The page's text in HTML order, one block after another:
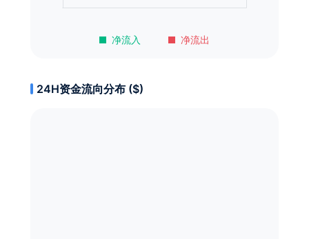
净流入 净流出
24H资金流向分布 ($)